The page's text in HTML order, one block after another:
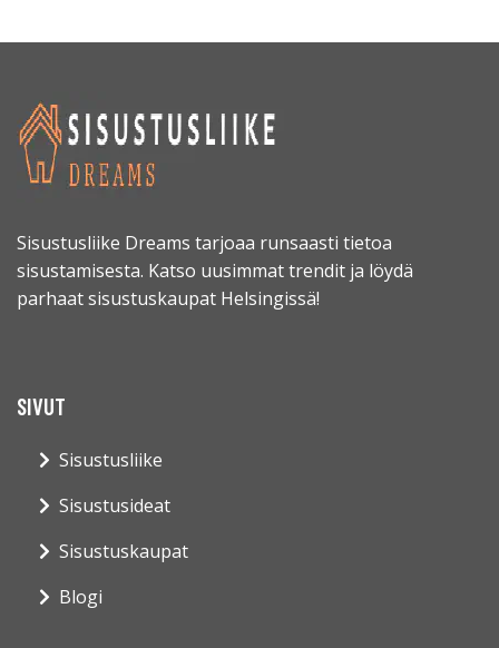
Sisustusliike Dreams tarjoaa runsaasti tietoa
sisustamisesta. Katso uusimmat trendit ja löydä
parhaat sisustuskaupat Helsingissä!
SIVUT
Sisustusliike
Sisustusideat
Sisustuskaupat
Blogi